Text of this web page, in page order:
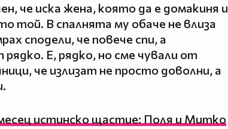
че иска жена, която да е домакиня и
той. В спалнята му обаче не влиза
сподели, че повече спи, а
Е, рядко, но сме чували от
че излизат не просто доволни, а
истинско щастие: Поля и Митко